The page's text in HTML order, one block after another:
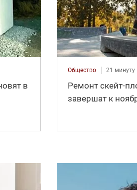
в
Общество 21 минуту
Ремонт скейт-
завершат к